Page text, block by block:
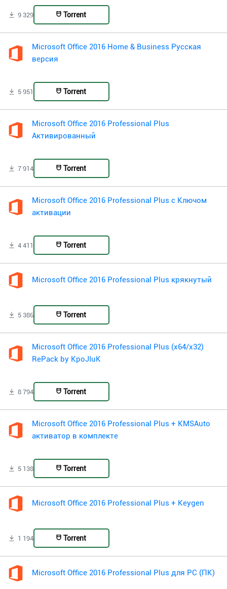
9 329 Torrent
Microsoft Office 2016 Home & Business Русская
версия
5 951 Torrent
Microsoft Office 2016 Professional Plus
Активированный
7 914 Torrent
Microsoft Office 2016 Professional Plus с Ключом
активации
4 411 Torrent
Microsoft Office 2016 Professional Plus крякнутый
5 386 Torrent
Microsoft Office 2016 Professional Plus (x64/x32)
RePack by KpoJIuK
8 794 Torrent
Microsoft Office 2016 Professional Plus + KMSAuto
активатор в комплекте
5 138 Torrent
Microsoft Office 2016 Professional Plus + Keygen
1 194 Torrent
Microsoft Office 2016 Professional Plus для PC (ПК)